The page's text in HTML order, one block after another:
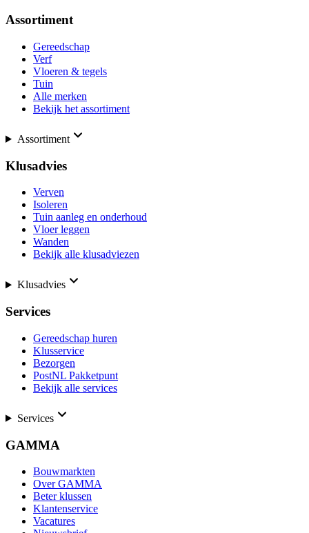
Assortiment
Gereedschap
Verf
Vloeren & tegels
Tuin
Alle merken
Bekijk het assortiment
Assortiment
Klusadvies
Verven
Isoleren
Tuin aanleg en onderhoud
Vloer leggen
Wanden
Bekijk alle klusadviezen
Klusadvies
Services
Gereedschap huren
Klusservice
Bezorgen
PostNL Pakketpunt
Bekijk alle services
Services
GAMMA
Bouwmarkten
Over GAMMA
Beter klussen
Klantenservice
Vacatures